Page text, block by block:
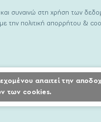
συναινώ στη χρήση των
την πολιτική απορρήτου &
απαιτεί την
των cookies.